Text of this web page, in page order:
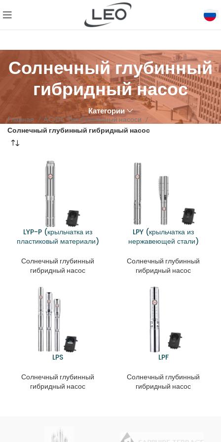
Солнечный глубинный
гибридный насос
Категории
Главная
AC/DC Тип Солнечный насоси
Солнечный глубинный гибридный насос
LYP-P (крыльчатка из
пластиковый материали)
Солнечный глубинный
гибридный насос
LPY (крыльчатка из
нержавеющей стали)
Солнечный глубинный
гибридный насос
LPS
Солнечный глубинный
гибридный насос
LPF
Солнечный глубинный
гибридный насос